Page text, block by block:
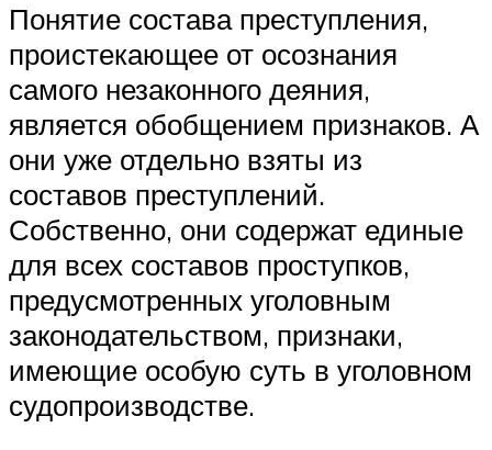
Понятие состава преступления,
проистекающее от осознания
самого незаконного деяния,
является обобщением признаков. А
они уже отдельно взяты из
составов преступлений.
Собственно, они содержат единые
для всех составов проступков,
предусмотренных уголовным
законодательством, признаки,
имеющие особую суть в уголовном
судопроизводстве.